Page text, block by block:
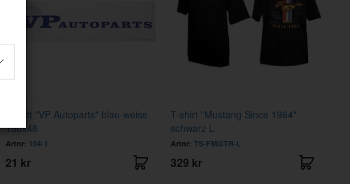
Etikett "VP Autoparts" blau-weiss
150x48
Artnr: 194-1
21 kr
T-shirt "Mustang Since 1964"
schwarz L
Artnr:TS-FMGTR-L
329 kr